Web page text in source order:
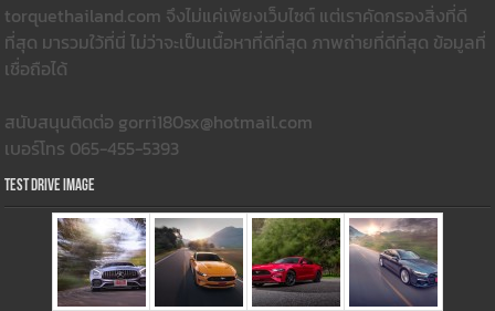
torquethailand.com จึงไม่แค่เพียงเว็บไซต์ แต่เราคัดกรองสิ่งที่ดี
ที่สุด มารวมใว้ที่นี่ ไม่ว่าจะเป็นเนื้อหาที่ดีที่สุด ภาพถ่ายที่ดีที่สุด ข้อมูลที่
เชื่อถือได้
สนับสนุนติดต่อ gorri180sx@hotmail.com
เบอร์โทร 065-455-5393
Test Drive Image